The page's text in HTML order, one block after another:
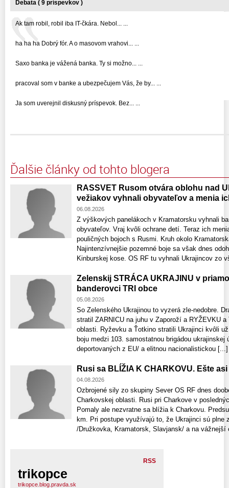
Debata ( 9 príspevkov )
Ak tam robil, robil iba IT-čkára. Nebol... ...
ha ha ha Dobrý fór. A o masovom vrahovi... ...
Saxo banka je vážená banka. Ty si možno... ...
pracoval som v banke a ubezpečujem Vás, že by... ...
Ja som uverejnil diskusný príspevok. Bez... ...
Ďalšie články od tohto blogera
RASSVET Rusom otvára oblohu nad
vežiakov vyhnali obyvateľov a menia
06.08.2026
Z výškových panelákoch v Kramatorsku vyhnali
obyvateľov. Vraj kvôli ochrane detí. Teraz ich
pouličných bojoch s Rusmi. Kruh okolo
Najintenzívnejšie pozemné boje sa však dnes
Kinburskej kose. OS RF tu vyhnali Ukrajincov zo
Zelenskij STRÁCA UKRAJINU v
banderovci TRI obce
05.08.2026
So Zelenského Ukrajinou to vyzerá zle-nedobre.
stratil ZARNICU na juhu v Zaporoží a RYŽEVKU
oblasti. Ryževku a Ťotkino stratili Ukrajinci kvôli
boju medzi 103. samostatnou brigádou
deportovaných z EU/ a elitnou nacionalistickou [...]
Rusi sa BLÍŽIA K CHARKOVU. Ešte
04.08.2026
Ozbrojené sily zo skupiny Sever OS RF dnes
Charkovskej oblasti. Rusi pri Charkove v
Pomaly ale nezvratne sa blížia k Charkovu.
km. Pri postupe využívajú to, že Ukrajinci sú plne
/Družkovka, Kramatorsk, Slavjansk/ a na vážnejší
RSS
trikopce
trikopce.blog.pravda.sk